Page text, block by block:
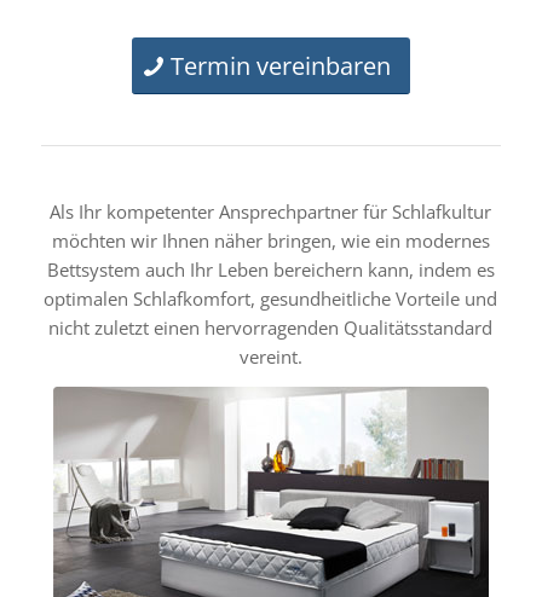
Termin vereinbaren
Als Ihr kompetenter Ansprechpartner für Schlafkultur
möchten wir Ihnen näher bringen, wie ein modernes
Bettsystem auch Ihr Leben bereichern kann, indem es
optimalen Schlafkomfort, gesundheitliche Vorteile und
nicht zuletzt einen hervorragenden Qualitätsstandard
vereint.